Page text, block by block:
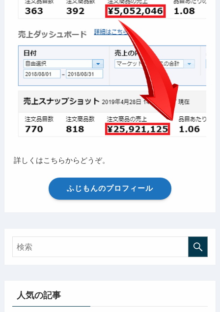
詳しくはこちらからどうぞ。
ふじもんのプロフィール
人気の記事